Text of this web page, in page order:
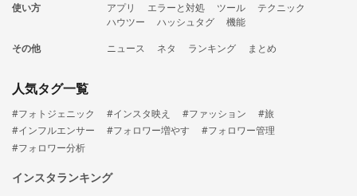
使い方
アプリ エラーと対処 ツール
テクニック
ハウツー
ハッシュタグ
機能
その他
ニュース ネタ ランキング まとめ
人気タグ一覧
#フォトジェニック #インスタ映え #ファッション
#旅
#インフルエンサー
#フォロワー増やす
#フォロワー管理
#フォロワー分析
インスタランキング